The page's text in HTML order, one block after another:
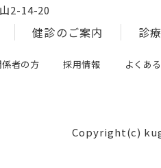
2-14-20
健診のご案内 診
係者の方 採用情報 よくあ
Copyright(c)